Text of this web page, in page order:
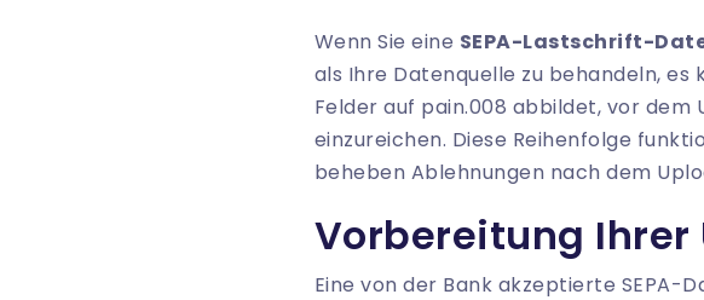
Wenn Sie eine SEPA-Lastschrift-
als Ihre Datenquelle zu behandeln,
Felder auf pain.008 abbildet, vor
einzureichen. Diese Reihenfolge
beheben Ablehnungen nach dem
Vorbereitung Ihrer
Eine von der Bank akzeptierte SEPA-